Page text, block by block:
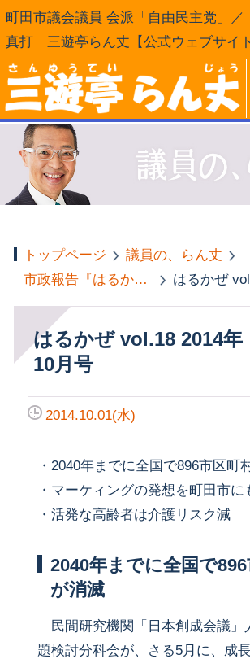
町田市議会議員 会派「自由民主党」／
真打 三遊亭らん丈【公式ウェブサイト
トップページ
議員の、らん丈
市政報告『はるかぜ』
はるかぜ vol.18 2014年
10月号
2014.10.01(水)
・2040年までに全国で896市区町
・マーケィングの発想を町田市に
・活発な高齢者は介護リスク減
2040年までに全国で896市区町村
が消滅
民間研究機関「日本創成会議」
題検討分科会が、さる5月に、成